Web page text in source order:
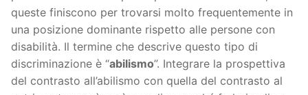
queste finiscono per trovarsi molto frequentemente in
una posizione dominante rispetto alle persone con
disabilità. Il termine che descrive questo tipo di
discriminazione è “abilismo”. Integrare la prospettiva
del contrasto all’abilismo con quella del contrasto al